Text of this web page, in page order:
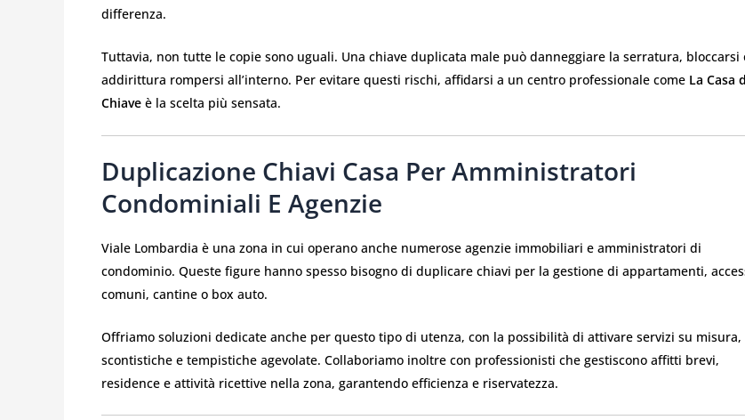
differenza.
Tuttavia, non tutte le copie sono uguali. Una chiave duplicata male può danneggiare la serratura, bloccarsi
addirittura rompersi all’interno. Per evitare questi rischi, affidarsi a un centro professionale come La Casa
Chiave è la scelta più sensata.
Duplicazione Chiavi Casa Per Amministratori
Condominiali E Agenzie
Viale Lombardia è una zona in cui operano anche numerose agenzie immobiliari e amministratori di
condominio. Queste figure hanno spesso bisogno di duplicare chiavi per la gestione di appartamenti,
comuni, cantine o box auto.
Offriamo soluzioni dedicate anche per questo tipo di utenza, con la possibilità di attivare servizi su misura,
scontistiche e tempistiche agevolate. Collaboriamo inoltre con professionisti che gestiscono affitti brevi,
residence e attività ricettive nella zona, garantendo efficienza e riservatezza.